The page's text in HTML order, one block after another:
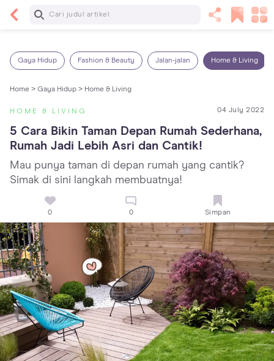
Baca Selanjutnya
Gaya Hidup Fashion & Beauty Jalan-jalan Home & Living
Home > Gaya Hidup > Home & Living
HOME & LIVING 04 July 2022
5 Cara Bikin Taman Depan Rumah Sederhana,
Rumah Jadi Lebih Asri dan Cantik!
Mau punya taman di depan rumah yang cantik?
Simak di sini langkah membuatnya!
0 0 Simpan